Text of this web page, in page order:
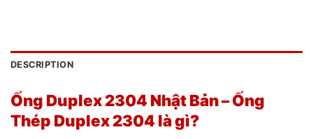
DESCRIPTION
Ống Duplex 2304 Nhật Bản – Ống
Thép Duplex 2304 là gì?